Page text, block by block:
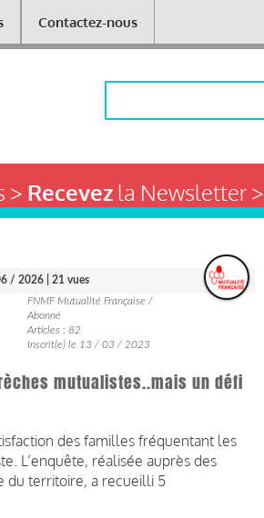
Contactez-nous
> Recevezla Newsletter >
/ 2026 | 21 vues
FNMF Mutualité Française /
Abonné
Articles : 82
Inscrit(e) le 13 / 03 / 2023
mutualistes..mais un défi
des familles fréquentant les
L’enquête, réalisée auprès des
du territoire, a recueilli 5